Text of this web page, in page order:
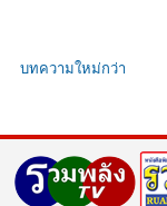
บทความใหม่กว่า